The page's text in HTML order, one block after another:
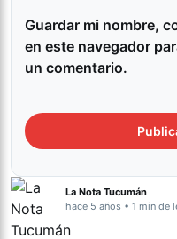
Guardar mi nombre,
en este navegador
un comentario.
La Nota Tucumán
hace 5 años • 1 min de